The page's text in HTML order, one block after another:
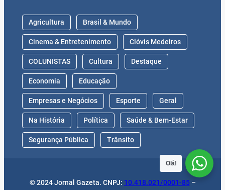
Agricultura Brasil & Mundo
Cinema & Entretenimento Clóvis Medeiros
COLUNISTAS Cultura Destaque
Economia Educação
Empresas e Negócios Esporte Geral
Na História Política Saúde & Bem-Estar
Segurança Pública Trânsito
© 2024 Jornal Gazeta. CNPJ: 10.418.021/0001-85–
Olá!